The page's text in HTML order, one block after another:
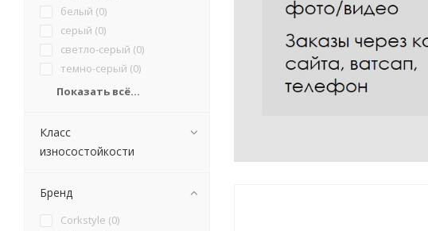
белый (0)
серый (0)
светло-серый (0)
темно-серый (0)
Показать всё...
Класс
износостойкости
Бренд
Corkstyle (0)